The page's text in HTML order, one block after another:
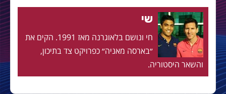
שי
חי ונושם בלאוגרנה מאז 1991. הקים את
״בארסה מאניה״ כפרויקט צד בתיכון,
והשאר היסטוריה.